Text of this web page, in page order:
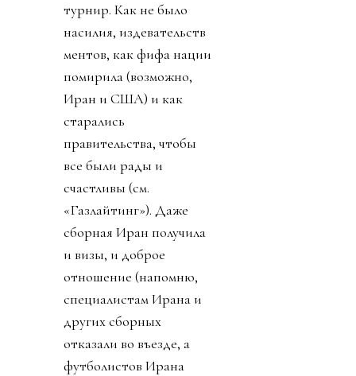
турнир. Как не было
насилия, издевательств
ментов, как фифа нации
помирила (возможно,
Иран и США) и как
старались
правительства, чтобы
все были рады и
счастливы (см.
«Газлайтинг»). Даже
сборная Иран получила
и визы, и доброе
отношение (напомню,
специалистам Ирана и
других сборных
отказали во въезде, а
футболистов Ирана